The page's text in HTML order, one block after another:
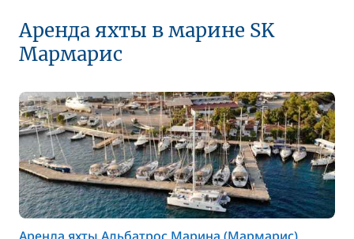
Аренда яхты в марине SK
Мармарис